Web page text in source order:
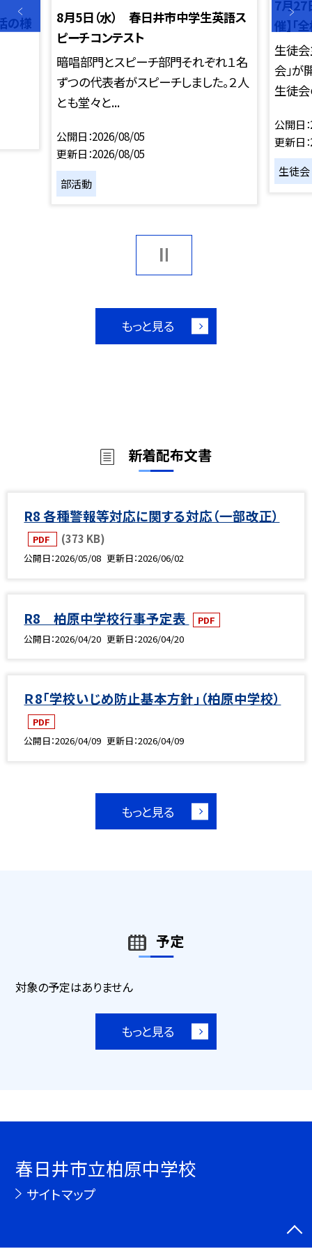
の様
8月5日（水） 春日井市中学生英語ス
ピーチコンテスト
暗唱部門とスピーチ部門それぞれ１名
ずつの代表者がスピーチしました。２人
とも堂々と...
公開日 2026/08/05
更新日 2026/08/05
部活動
7月27
催】「
生徒会
会」が
生徒
公開日
更新日
生徒会
もっと見る
新着配布文書
R8 各種警報等対応に関する対応（一部改正）
PDF (373 KB)
公開日 2026/05/08 更新日 2026/06/02
R8 柏原中学校行事予定表
PDF
公開日 2026/04/20 更新日 2026/04/20
Ｒ8「学校いじめ防止基本方針」（柏原中学校）
PDF
公開日 2026/04/09 更新日 2026/04/09
もっと見る
予定
対象の予定はありません
もっと見る
春日井市立柏原中学校
サイトマップ